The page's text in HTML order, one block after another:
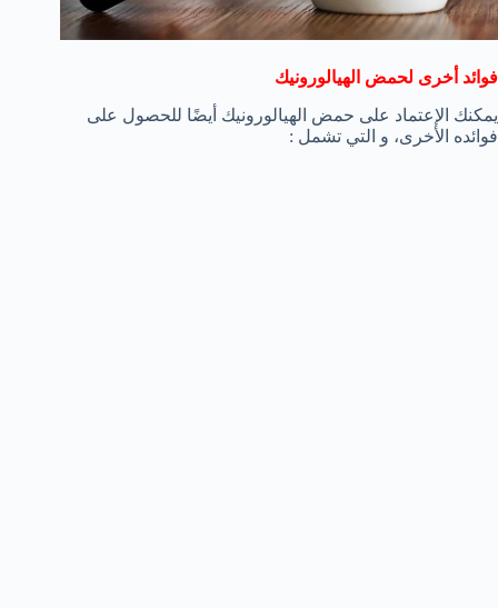
فوائد أخرى لحمض الهيالورونيك
يمكنك الإعتماد على حمض الهيالورونيك أيضًا للحصول على
فوائده الأخرى، و التي تشمل :